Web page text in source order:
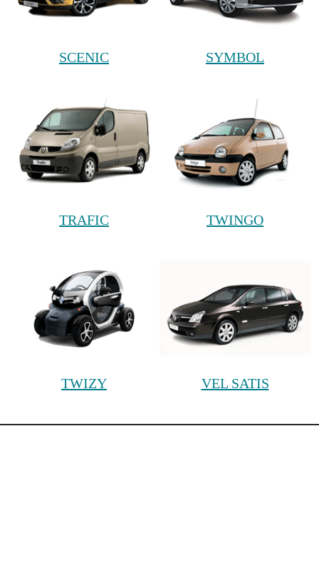
SCENIC SYMBOL
TRAFIC TWINGO
TWIZY VEL SATIS